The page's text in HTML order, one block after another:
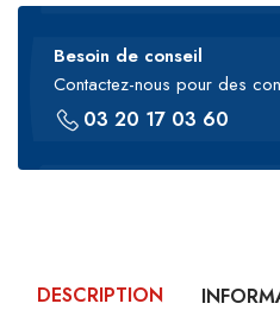
Besoin de conseil
Contactez-nous pour des
03 20 17 03 60
DESCRIPTION